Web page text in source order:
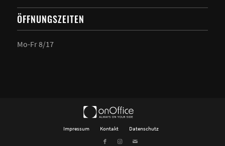
ÖFFNUNGSZEITEN
Mo-Fr 8/17
Impressum Kontakt Datenschutz